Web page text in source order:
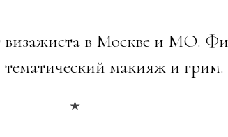
визажиста в Москве и МО.
макияж и